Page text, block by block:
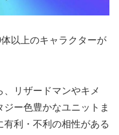
以上のキャラクターが
リザードマンやキメ
ー色豊かなユニットま
利・不利の相性がある